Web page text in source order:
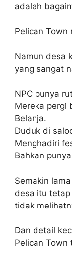
adalah
Pelican Town
Namun desa
yang sangat
NPC punya
Mereka pergi
Belanja.
Duduk di
Menghadiri
Bahkan
Semakin
desa itu tetap
tidak
Dan detail
Pelican Town